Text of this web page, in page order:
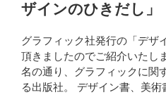
ザインのひきだし」
グラフィック社発行の「デザ
頂きましたのでご紹介いたし
名の通り、グラフィックに関
る出版社。 デザイン書、美